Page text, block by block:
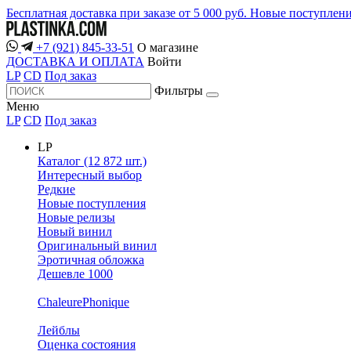
Бесплатная доставка при заказе от 5 000 руб. Новые
+7 (921) 845-33-51 О магазине
ДОСТАВКА И ОПЛАТА Войти
LP CD Под заказ
Фильтры
Меню
LP CD Под заказ
LP
Каталог (12 872 шт.)
Интересный выбор
Редкие
Новые поступления
Новые релизы
Новый винил
Оригинальный винил
Эротичная обложка
Дешевле 1000
ChaleurePhonique
Лейблы
Оценка состояния